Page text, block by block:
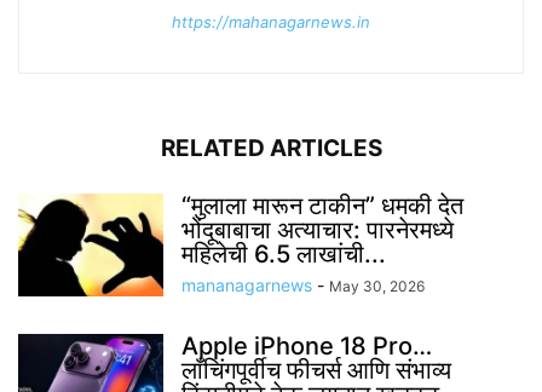
https://mahanagarnews.in
RELATED ARTICLES
“मुलाला मारून टाकीन” धमकी देत
भोंदूबाबाचा अत्याचार: पारनेरमध्ये
महिलेची 6.5 लाखांची...
mananagarnews - May 30, 2026
Apple iPhone 18 Pro…
लाँचिंगपूर्वीच फीचर्स आणि संभाव्य